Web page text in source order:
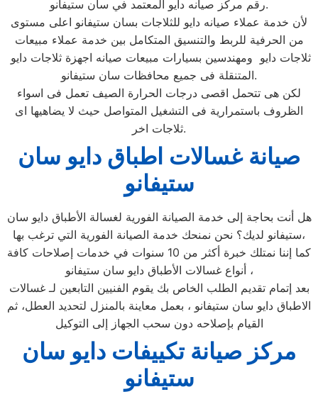
رقم مركز صيانه دايو المعتمد في سان ستيفانو.
لأن خدمة عملاء صيانه دايو للثلاجات بسان ستيفانو اعلى مستوى
من الحرفية للربط والتنسيق المتكامل بين خدمة عملاء مبيعات
ثلاجات دايو ومهندسين بسيارات مبيعات صيانه اجهزة ثلاجات دايو
المتنقلة فى جميع محافظات سان ستيفانو.
لكن هى تتحمل اقصى درجات الحرارة الصيف تعمل فى اسواء
الظروف باستمرارية فى التشغيل المتواصل حيث لا يضاهيها اى
ثلاجات اخر.
صيانة غسالات اطباق دايو سان
ستيفانو
هل أنت بحاجة إلى خدمة الصيانة الفورية لغسالة الأطباق دايو سان
ستيفانو لديك؟ نحن نمنحك خدمة الصيانة الفورية التي ترغب بها،
كما إننا نمتلك خبرة أكثر من 10 سنوات في خدمات إصلاحات كافة
أنواع غسالات الأطباق دايو سان ستيفانو ،
بعد إتمام تقديم الطلب الخاص بك يقوم الفنيين التابعين لـ غسالات
الاطباق دايو سان ستيفانو ، بعمل معاينة بالمنزل لتحديد العطل، ثم
القيام بإصلاحه دون سحب الجهاز إلى التوكيل
مركز صيانة تكييفات دايو سان
ستيفانو